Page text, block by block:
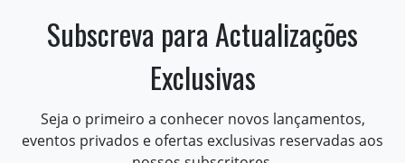
Subscreva para Actualizações
Exclusivas
Seja o primeiro a conhecer novos lançamentos,
eventos privados e ofertas exclusivas reservadas aos